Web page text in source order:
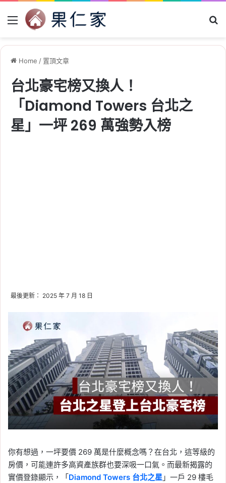
Menu
Home / 置頂文章
台北豪宅榜又換人！
「Diamond Towers 台北之
星」一坪 269 萬強勢入榜
最後更新： 2025 年 7 月 18 日
你有想過，一坪要價 269 萬是什麼概念嗎？在台北，這等級的
房價，可能連許多高資產族群也要深吸一口氣。而最新揭露的
實價登錄顯示，「Diamond Towers 台北之星 」一戶 29 樓毛